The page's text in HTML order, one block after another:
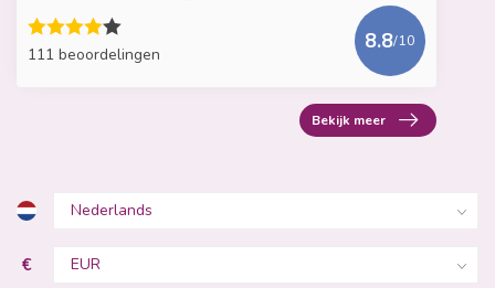
111 beoordelingen
8.8/10
Bekijk meer
€